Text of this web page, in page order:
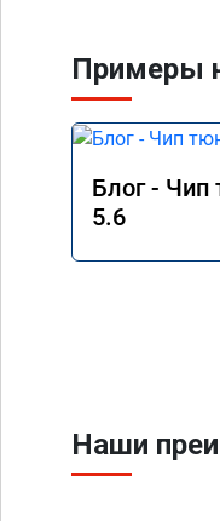
Примеры
Блог - Чип
5.6
Наши